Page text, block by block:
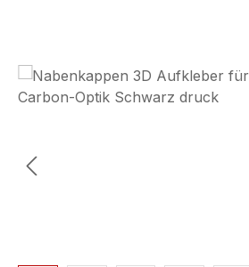
Bildergalerie überspringen